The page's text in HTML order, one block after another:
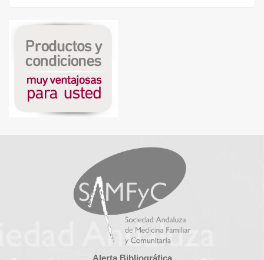
Alerta Bibliográfica